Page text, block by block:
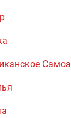
Самоа